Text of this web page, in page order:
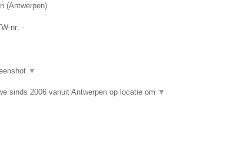
(Antwerpen)
nr: -
▼
sinds 2006 vanuit Antwerpen op locatie om ▼